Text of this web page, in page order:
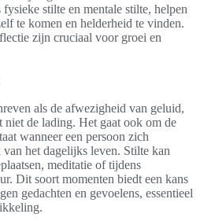
stilte en mentale stilte, helpen
te komen en helderheid te vinden.
zijn cruciaal voor groei en
als de afwezigheid van geluid,
niet de lading. Het gaat ook om de
wanneer een persoon zich
het dagelijks leven. Stilte kan
meditatie of tijdens
Dit soort momenten biedt een kans
gedachten en gevoelens, essentieel